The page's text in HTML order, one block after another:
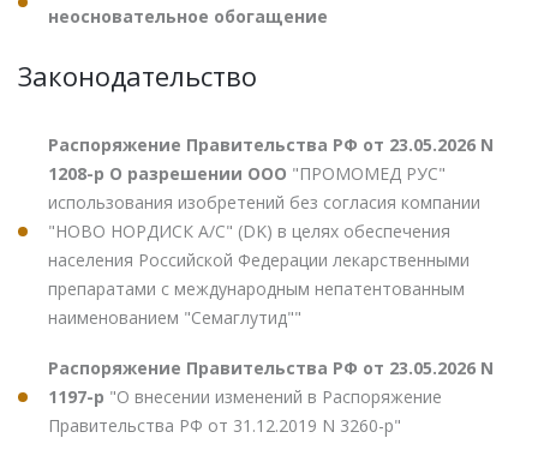
неосновательное обогащение
Законодательство
Распоряжение Правительства РФ от 23.05.2026 N
1208-р О разрешении ООО "ПРОМОМЕД РУС"
использования изобретений без согласия компании
"НОВО НОРДИСК А/С" (DK) в целях обеспечения
населения Российской Федерации лекарственными
препаратами с международным непатентованным
наименованием "Семаглутид""
Распоряжение Правительства РФ от 23.05.2026 N
1197-р "О внесении изменений в Распоряжение
Правительства РФ от 31.12.2019 N 3260-р"